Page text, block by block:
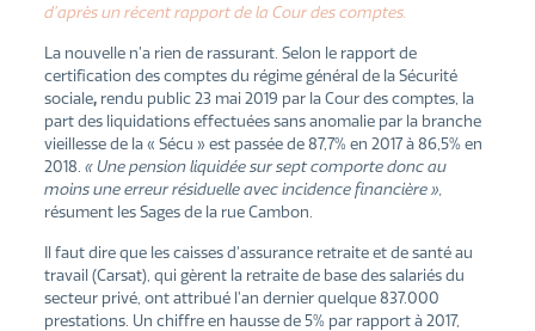
d’après un récent rapport de la Cour des comptes.
La nouvelle n’a rien de rassurant. Selon le rapport de
certification des comptes du régime général de la Sécurité
sociale,rendu public 23 mai 2019 par la Cour des comptes, la
part des liquidations effectuées sans anomalie par la branche
vieillesse de la « Sécu » est passée de 87,7% en 2017 à 86,5% en
2018. « Une pension liquidée sur sept comporte donc au
moins une erreur résiduelle avec incidence financière »,
résument les Sages de la rue Cambon.
Il faut dire que les caisses d’assurance retraite et de santé au
travail (Carsat), qui gèrent la retraite de base des salariés du
secteur privé, ont attribué l’an dernier quelque 837.000
prestations. Un chiffre en hausse de 5% par rapport à 2017,